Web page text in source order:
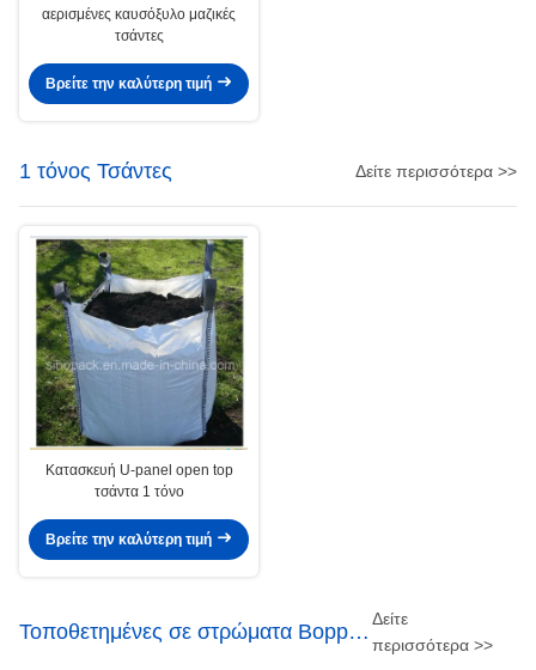
αερισμένες καυσόξυλο μαζικές
τσάντες
Βρείτε την καλύτερη τιμή
1 τόνος Τσάντες Δείτε περισσότερα >>
Κατασκευή U-panel open top
τσάντα 1 τόνο
Βρείτε την καλύτερη τιμή
Τοποθετημένες σε στρώματα Bopp
Δείτε
περισσότερα >>